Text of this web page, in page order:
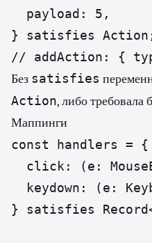
  payload: 5,
} satisfies
// addAction: {
Без satisfies
Action, либо требовала
Маппинги
const handlers = {
click: (e:
keydown: (e:
} satisfies